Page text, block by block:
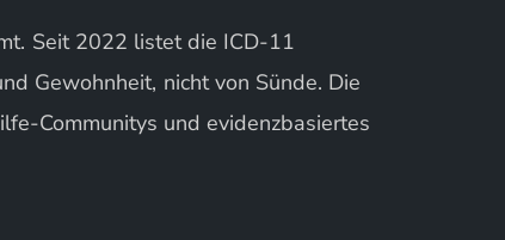
Seit 2022 listet die ICD-11
Gewohnheit, nicht von Sünde. Die
Communitys und evidenzbasiertes